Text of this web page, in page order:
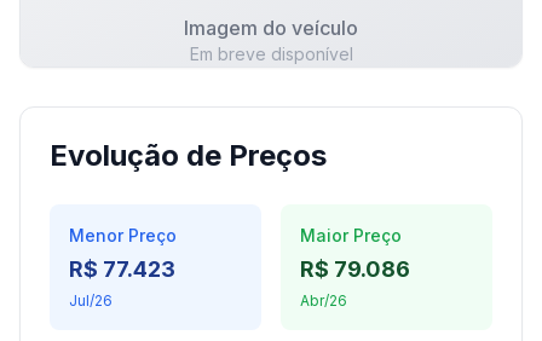
Imagem do veículo
Em breve disponível
Evolução de Preços
Menor Preço
R$ 77.423
Jul/26
Maior Preço
R$ 79.086
Abr/26